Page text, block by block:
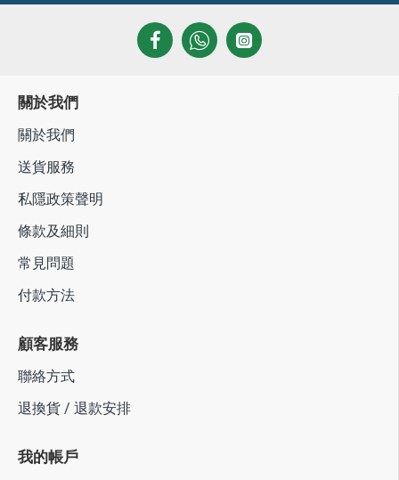
關於我們
關於我們
送貨服務
私隱政策聲明
條款及細則
常見問題
付款方法
顧客服務
聯絡方式
退換貨 / 退款安排
我的帳戶